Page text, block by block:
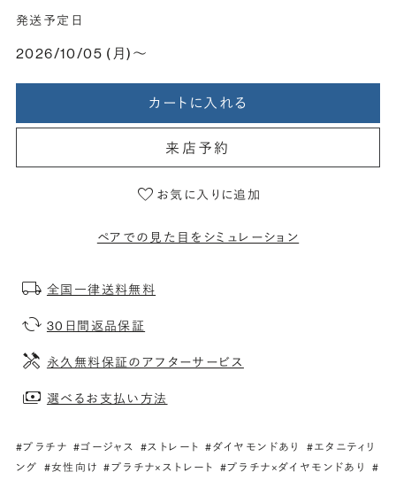
発送予定日
2026/10/05 (月)〜
カートに入れる
来店予約
お気に入りに追加
ペアでの見た目をシミュレーション
全国一律送料無料
30日間返品保証
永久無料保証のアフターサービス
選べるお支払い方法
#プラチナ #ゴージャス #ストレート #ダイヤモンドあり
#エタニティリ
ング #女性向け #プラチナ×ストレート #プラチナ×ダイヤモンドあり
#